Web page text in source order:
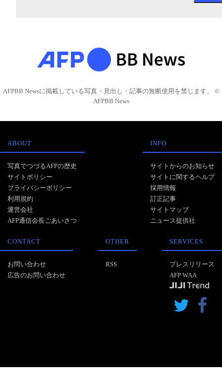
AFPBB Newsに掲載している写真・見出し・記事の無断使用を禁じます。 ©
AFPBB News
ABOUT
写真でつづるAFPの歴史
サイトポリシー
プライバシーポリシー
利用規約
運営会社
AFP通信会長ごあいさつ
INFO
サイトからのお知らせ
サイトに関するヘルプ
採用情報
訂正記事
サイトマップ
ニュース提供社
CONTACT
お問い合わせ
広告のお問い合わせ
OTHER
RSS
SERVICES
プレスリリース
AFP WAA